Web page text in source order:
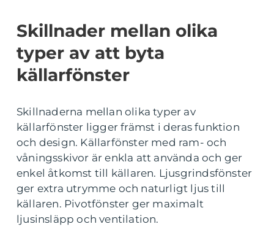
Skillnader mellan olika
typer av att byta
källarfönster
Skillnaderna mellan olika typer av
källarfönster ligger främst i deras funktion
och design. Källarfönster med ram- och
våningsskivor är enkla att använda och ger
enkel åtkomst till källaren. Ljusgrindsfönster
ger extra utrymme och naturligt ljus till
källaren. Pivotfönster ger maximalt
ljusinsläpp och ventilation.